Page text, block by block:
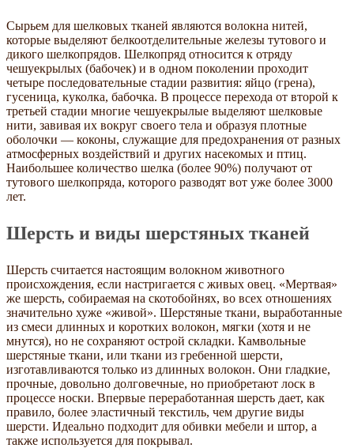
Сырьем для шелковых тканей являются волокна нитей,
которые выделяют белкоотделительные железы тутового и
дикого шелкопрядов. Шелкопряд относится к отряду
чешуекрылых (бабочек) и в одном поколении проходит
четыре последовательные стадии развития: яйцо (грена),
гусеница, куколка, бабочка. В процессе перехода от второй к
третьей стадии многие чешуекрылые выделяют шелковые
нити, завивая их вокруг своего тела и образуя плотные
оболочки — коконы, служащие для предохранения от разных
атмосферных воздействий и других насекомых и птиц.
Наибольшее количество шелка (более 90%) получают от
тутового шелкопряда, которого разводят вот уже более 3000
лет.
Шерсть и виды шерстяных тканей
Шерсть считается настоящим волокном животного
происхождения, если настригается с живых овец. «Мертвая»
же шерсть, собираемая на скотобойнях, во всех отношениях
значительно хуже «живой». Шерстяные ткани, выработанные
из смеси длинных и коротких волокон, мягки (хотя и не
мнутся), но не сохраняют острой складки. Камвольные
шерстяные ткани, или ткани из гребенной шерсти,
изготавливаются только из длинных волокон. Они гладкие,
прочные, довольно долговечные, но приобретают лоск в
процессе носки. Впервые переработанная шерсть дает, как
правило, более эластичный текстиль, чем другие виды
шерсти. Идеально подходит для обивки мебели и штор, а
также используется для покрывал.